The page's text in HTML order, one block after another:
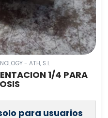
- ATH, S.L
1/4 PARA
para usuarios